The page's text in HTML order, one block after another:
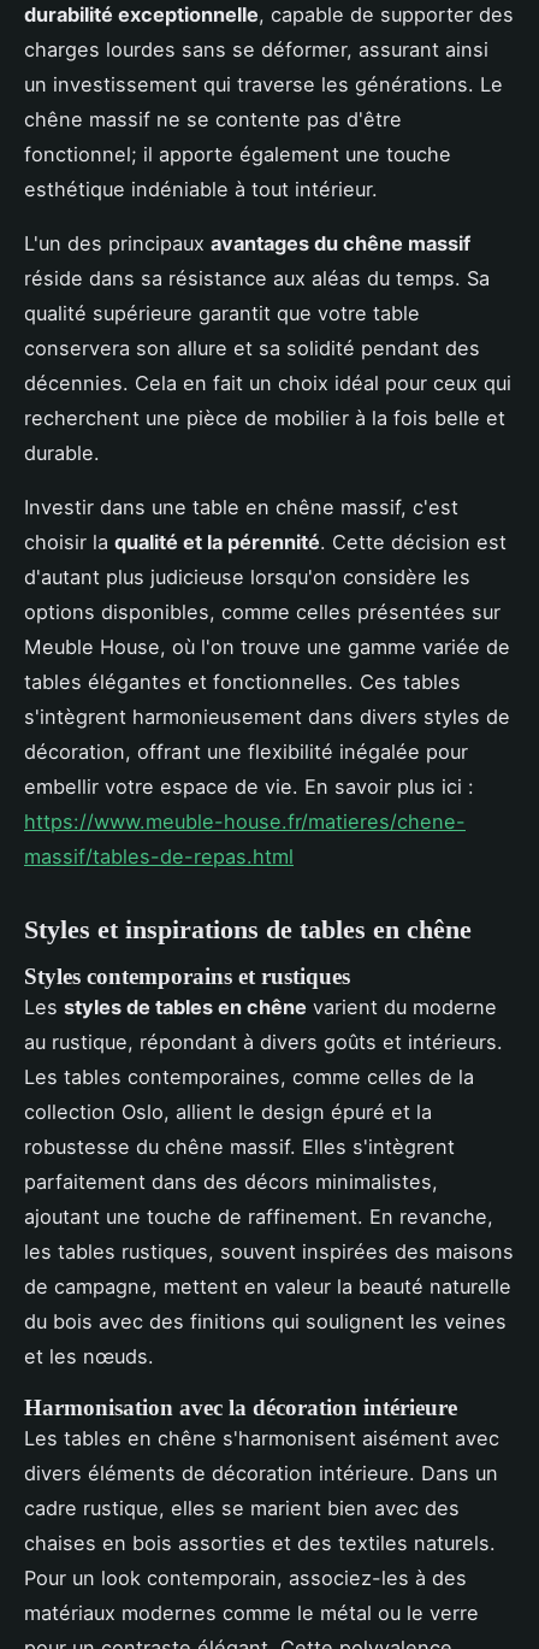
durabilité exceptionnelle, capable de supporter des
charges lourdes sans se déformer, assurant ainsi
un investissement qui traverse les générations. Le
chêne massif ne se contente pas d'être
fonctionnel; il apporte également une touche
esthétique indéniable à tout intérieur.
L'un des principaux avantages du chêne massif
réside dans sa résistance aux aléas du temps. Sa
qualité supérieure garantit que votre table
conservera son allure et sa solidité pendant des
décennies. Cela en fait un choix idéal pour ceux qui
recherchent une pièce de mobilier à la fois belle et
durable.
Investir dans une table en chêne massif, c'est
choisir la qualité et la pérennité. Cette décision est
d'autant plus judicieuse lorsqu'on considère les
options disponibles, comme celles présentées sur
Meuble House, où l'on trouve une gamme variée de
tables élégantes et fonctionnelles. Ces tables
s'intègrent harmonieusement dans divers styles de
décoration, offrant une flexibilité inégalée pour
embellir votre espace de vie. En savoir plus ici :
https://www.meuble-house.fr/matieres/chene-
massif/tables-de-repas.html
Styles et inspirations de tables en chêne
Styles contemporains et rustiques
Les styles de tables en chêne varient du moderne
au rustique, répondant à divers goûts et intérieurs.
Les tables contemporaines, comme celles de la
collection Oslo, allient le design épuré et la
robustesse du chêne massif. Elles s'intègrent
parfaitement dans des décors minimalistes,
ajoutant une touche de raffinement. En revanche,
les tables rustiques, souvent inspirées des maisons
de campagne, mettent en valeur la beauté naturelle
du bois avec des finitions qui soulignent les veines
et les nœuds.
Harmonisation avec la décoration intérieure
Les tables en chêne s'harmonisent aisément avec
divers éléments de décoration intérieure. Dans un
cadre rustique, elles se marient bien avec des
chaises en bois assorties et des textiles naturels.
Pour un look contemporain, associez-les à des
matériaux modernes comme le métal ou le verre